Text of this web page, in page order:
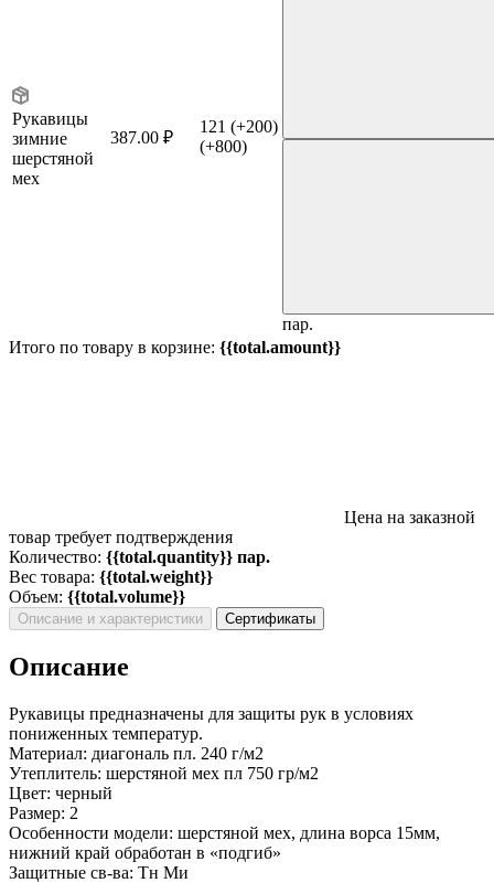
Рукавицы
зимние
шерстяной
мех
387.00 ₽
121 (+200)
(+800)
пар.
Итого по товару в корзине: {{total.amount}}
Цена на заказной
товар требует подтверждения
Количество: {{total.quantity}} пар.
Вес товара: {{total.weight}}
Объем: {{total.volume}}
Описание и характеристики Сертификаты
Описание
Рукавицы предназначены для защиты рук в условиях
пониженных температур.
Материал: диагональ пл. 240 г/м2
Утеплитель: шерстяной мех пл 750 гр/м2
Цвет: черный
Размер: 2
Особенности модели: шерстяной мех, длина ворса 15мм,
нижний край обработан в «подгиб»
Защитные св-ва: Тн Ми